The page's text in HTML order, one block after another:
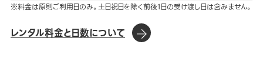
※料金は原則ご利用日のみ。土日祝日を除く前後1日の受け渡し日は含みません。
レンタル料金と日数について